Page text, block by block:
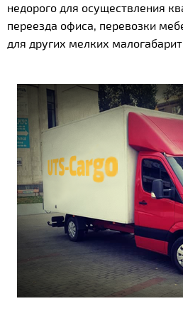
недорого для осуществления
переезда офиса, перевозки
для других мелких